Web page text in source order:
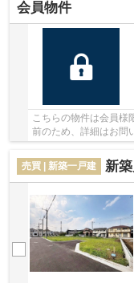
会員物件
こちらの物件は会員様
前のため、詳細はお問
少しでもご興味をお持
売買 | 新築一戸建
新築